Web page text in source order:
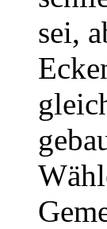
sei,